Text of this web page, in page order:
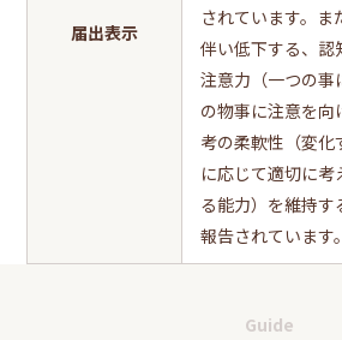
届出表示
されています。ま
伴い低下する、認
注意力（一つの事
の物事に注意を
考の柔軟性（変化
に応じて適切に
る能力）を維持
報告されています。
Guide